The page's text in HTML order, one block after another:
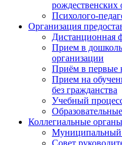
рождественских
Психолого-
Организация
Дистанционная
Прием в
организации
Приём в первые
Прием на
без гражданства
Учебный
Коллегиальные органы
Муниципальный